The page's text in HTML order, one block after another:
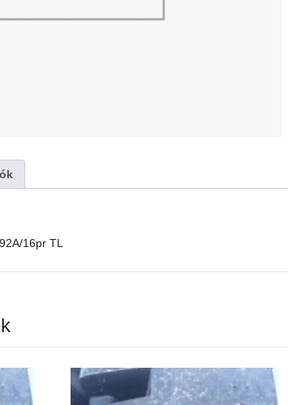
16pr TL